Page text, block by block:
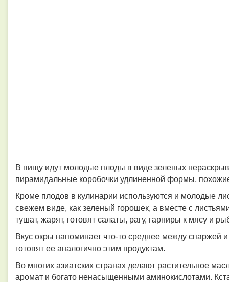
В пищу идут молодые плоды в виде зеленых
пирамидальные коробочки удлиненной формы,
Кроме плодов в кулинарии используются и молодые
свежем виде, как зеленый горошек, а вместе с
тушат, жарят, готовят салаты, рагу, гарниры к мясу и
Вкус окры напоминает что-то среднее между спаржей
готовят ее аналогично этим продуктам.
Во многих азиатских странах делают растительное
аромат и богато ненасыщенными аминокислотами.